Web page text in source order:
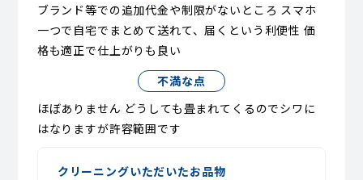
ブランド等での追加代金や制限がないところ スマホ
一つで自宅でまとめて送れて、届くという利便性 価
格も適正で仕上がりも良い
不満な点
ほぼありません どうしても畳まれてくるのでシワに
はなりますが許容範囲です
クリーニングいただいたお品物